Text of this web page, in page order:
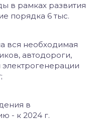
в рамках развития
порядка 6 тыс.
вся необходимая
автодороги,
в
- к 2024 г.